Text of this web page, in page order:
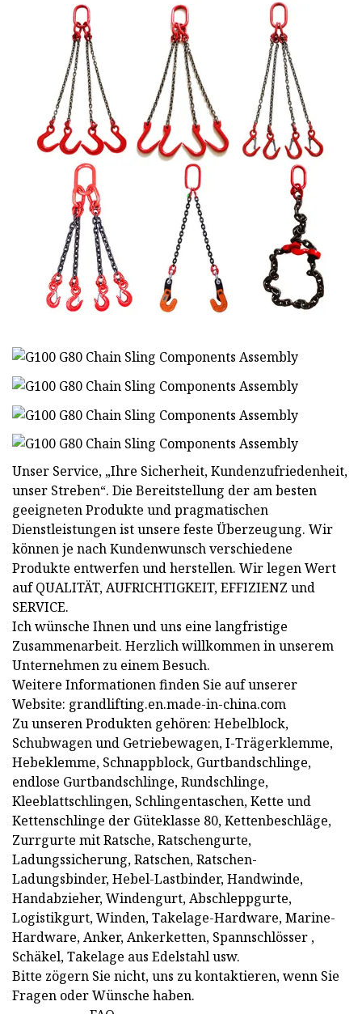
Unser Service, „Ihre Sicherheit, Kundenzufriedenheit,
unser Streben“. Die Bereitstellung der am besten
geeigneten Produkte und pragmatischen
Dienstleistungen ist unsere feste Überzeugung. Wir
können je nach Kundenwunsch verschiedene
Produkte entwerfen und herstellen. Wir legen Wert
auf QUALITÄT, AUFRICHTIGKEIT, EFFIZIENZ und
SERVICE.
Ich wünsche Ihnen und uns eine langfristige
Zusammenarbeit. Herzlich willkommen in unserem
Unternehmen zu einem Besuch.
Weitere Informationen finden Sie auf unserer
Website: grandlifting.en.made-in-china.com
Zu unseren Produkten gehören: Hebelblock,
Schubwagen und Getriebewagen, I-Trägerklemme,
Hebeklemme, Schnappblock, Gurtbandschlinge,
endlose Gurtbandschlinge, Rundschlinge,
Kleeblattschlingen, Schlingentaschen, Kette und
Kettenschlinge der Güteklasse 80, Kettenbeschläge,
Zurrgurte mit Ratsche, Ratschengurte,
Ladungssicherung, Ratschen, Ratschen-
Ladungsbinder, Hebel-Lastbinder, Handwinde,
Handabzieher, Windengurt, Abschleppgurte,
Logistikgurt, Winden, Takelage-Hardware, Marine-
Hardware, Anker, Ankerketten, Spannschlösser ,
Schäkel, Takelage aus Edelstahl usw.
Bitte zögern Sie nicht, uns zu kontaktieren, wenn Sie
Fragen oder Wünsche haben.